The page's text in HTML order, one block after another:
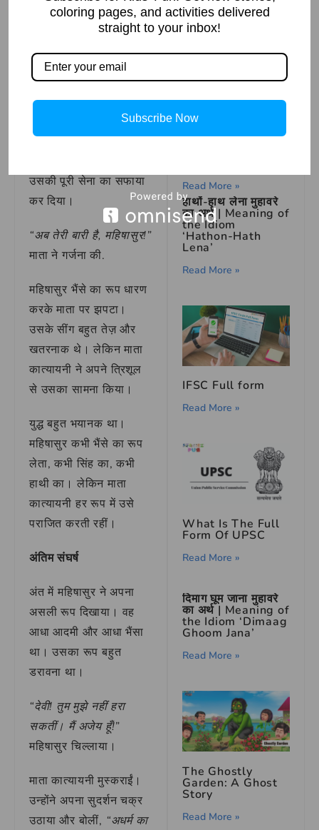
सवार होकर युद्धभूमि में
पहुंचीं। उनका तेजस्वी रूप
डर गए।
महिषासुर ने अपनी विशाल
आक्रमण किया। लेकिन
उसकी पूरी सेना का सफाया
कर दिया।
“अब तेरी बारी है, महिषासुर!”
माता ने गर्जना की.
महिषासुर भैंसे का रूप धारण
करके माता पर झपटा।
उसके सींग बहुत तेज़ और
खतरनाक थे। लेकिन माता
कात्यायनी ने अपने त्रिशूल
से उसका सामना किया।
युद्ध बहुत भयानक था।
महिषासुर कभी भैंसे का रूप
लेता, कभी सिंह का, कभी
हाथी का। लेकिन माता
कात्यायनी हर रूप में उसे
पराजित करती रहीं।
अंतिम संघर्ष
अंत में महिषासुर ने अपना
असली रूप दिखाया। वह
आधा आदमी और आधा भैंसा
था। उसका रूप बहुत
डरावना था।
“देवी! तुम मुझे नहीं हरा
सकतीं। मैं अजेय हूँ!”
महिषासुर चिल्लाया।
माता कात्यायनी मुस्कराईं।
उन्होंने अपना सुदर्शन चक्र
उठाया और बोलीं, “अधर्म का
step by step guide
for kids
Clever Jester
Read More »
हाथों-हाथ लेना मुहावरे
का अर्थ | Meaning of
the Idiom
‘Hathon-Hath
Lena’
Read More »
IFSC Full form
Read More »
What Is The Full
Form Of UPSC
Read More »
दिमाग घूम जाना मुहावरे
का अर्थ | Meaning of
the Idiom ‘Dimaag
Ghoom Jana’
Read More »
The Ghostly
Garden: A Ghost
Story
Read More »
coloring pages, and activities delivered
straight to your inbox!
Subscribe Now